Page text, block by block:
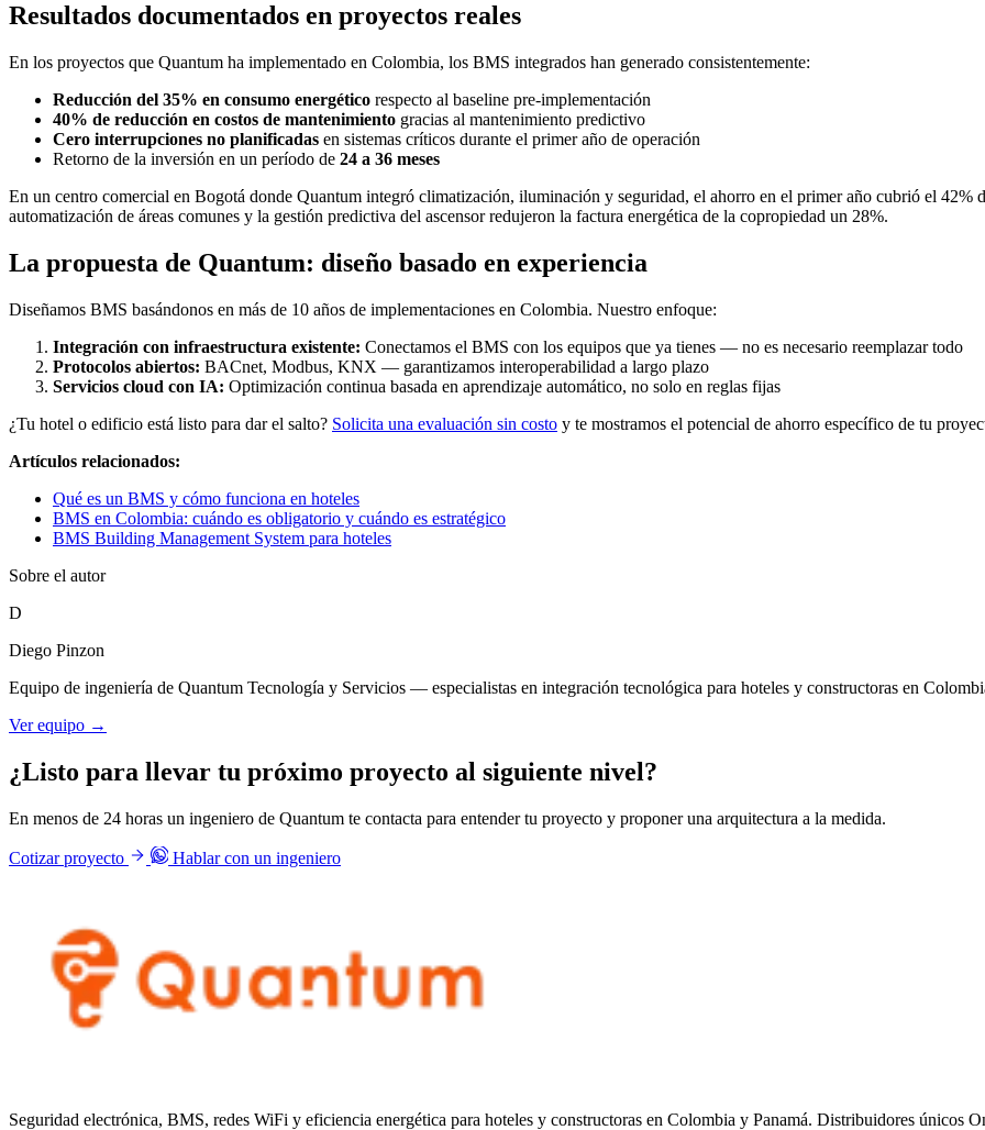
Resultados documentados en proyectos reales
En los proyectos que Quantum ha implementado en Colombia, los BMS integrados han generado consistentemente:
Reducción del 35% en consumo energético respecto al baseline pre-implementación
40% de reducción en costos de mantenimiento gracias al mantenimiento predictivo
Cero interrupciones no planificadas en sistemas críticos durante el primer año de operación
Retorno de la inversión en un período de 24 a 36 meses
En un centro comercial en Bogotá donde Quantum integró climatización, iluminación y seguridad, el ahorro en el primer año cubrió el 42%
automatización de áreas comunes y la gestión predictiva del ascensor redujeron la factura energética de la copropiedad un 28%.
La propuesta de Quantum: diseño basado en experiencia
Diseñamos BMS basándonos en más de 10 años de implementaciones en Colombia. Nuestro enfoque:
Integración con infraestructura existente: Conectamos el BMS con los equipos que ya tienes — no es necesario reemplazar todo
Protocolos abiertos: BACnet, Modbus, KNX — garantizamos interoperabilidad a largo plazo
Servicios cloud con IA: Optimización continua basada en aprendizaje automático, no solo en reglas fijas
¿Tu hotel o edificio está listo para dar el salto? Solicita una evaluación sin costo y te mostramos el potencial de ahorro específico de tu
Artículos relacionados:
Qué es un BMS y cómo funciona en hoteles
BMS en Colombia: cuándo es obligatorio y cuándo es estratégico
BMS Building Management System para hoteles
Sobre el autor
D
Diego Pinzon
Equipo de ingeniería de Quantum Tecnología y Servicios — especialistas en integración tecnológica para hoteles y constructoras en
Ver equipo →
¿Listo para llevar tu próximo proyecto al siguiente nivel?
En menos de 24 horas un ingeniero de Quantum te contacta para entender tu proyecto y proponer una arquitectura a la medida.
Cotizar proyecto Hablar con un ingeniero
Seguridad electrónica, BMS, redes WiFi y eficiencia energética para hoteles y constructoras en Colombia y Panamá. Distribuidores únicos